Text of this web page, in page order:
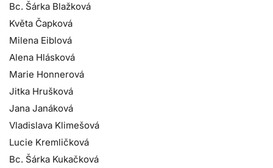
Bc. Šárka Blažková
Květa Čapková
Milena Eiblová
Alena Hlásková
Marie Honnerová
Jitka Hrušková
Jana Janáková
Vladislava Klimešová
Lucie Kremličková
Bc. Šárka Kukačková